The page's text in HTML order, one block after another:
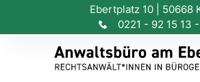
Ebertplatz 10 | 50668
0221 - 92 15 13